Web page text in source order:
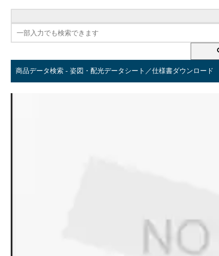
商品データ検索 - 姿図・配光データシート／仕様書ダウンロード